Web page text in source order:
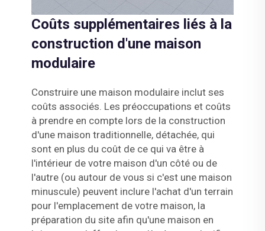
Coûts supplémentaires liés à la
construction d'une maison
modulaire
Construire une maison modulaire inclut ses
coûts associés. Les préoccupations et coûts
à prendre en compte lors de la construction
d'une maison traditionnelle, détachée, qui
sont en plus du coût de ce qui va être à
l'intérieur de votre maison d'un côté ou de
l'autre (ou autour de vous si c'est une maison
minuscule) peuvent inclure l'achat d'un terrain
pour l'emplacement de votre maison, la
préparation du site afin qu'une maison en